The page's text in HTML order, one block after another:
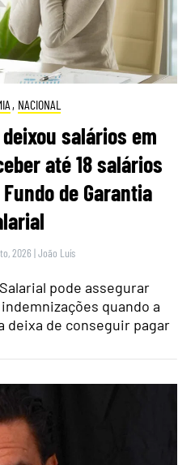
, NACIONAL
salários em
até 18 salários
de Garantia
2026 |João Luís
pode assegurar
quando a
deixa de conseguir pagar